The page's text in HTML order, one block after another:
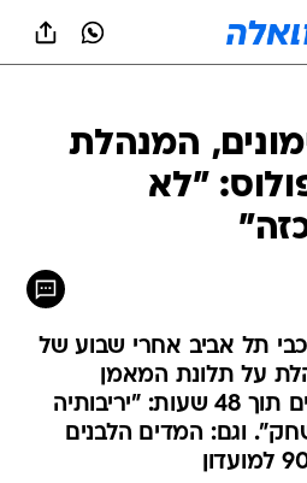
המנהלת
"לא
תל אביב אחרי שבוע של
על תלונת המאמן
בעקבות שני המשחקים תוך 48 שעות: "יריבותיה
וגם: המדים הלבנים